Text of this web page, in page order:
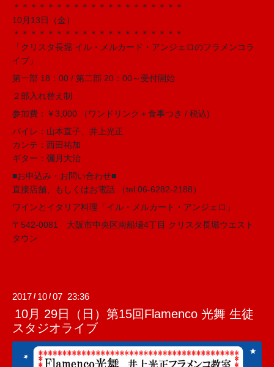
＊＊＊＊＊＊＊＊＊＊＊＊＊＊＊＊＊＊＊＊
10月13日（金）
＊＊＊＊＊＊＊＊＊＊＊＊＊＊＊＊＊＊＊＊
「クリスタ長堀 イル・メルカード・アンジェロのフラメンコラ
イブ」
第一部 18：00 / 第二部 20：00～受付開始
２部入れ替え制
参加費：￥3,000 （ワンドリンク＋食事つき / 税込)
バイレ：山本直子、井上光正
カンテ：西田祐加
ギター：彌月大治
■お申込み・お問い合わせ■
直接店舗、もしくはお電話 （tel.06-6282-2188）
ワインとイタリア料理「イル・メルカート・アンジェロ」
〒542-0081 大阪市中央区南船場4丁目 クリスタ長堀ウエスト
タウン
2017 / 10 /07 23:36
10月 29日（日）第15回Flamenco 光舞 生徒
スタジオライブ